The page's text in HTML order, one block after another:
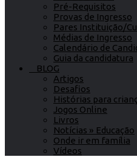
Pré-Requisitos
Provas de Ingresso
Pares Instituição/
Médias de Ingresso
Calendário de
Guia da candidatura
BLOG
Artigos
Desafios
Histórias para
Jogos Online
Livros
Notícias » Educação
Onde ir em família
Vídeos